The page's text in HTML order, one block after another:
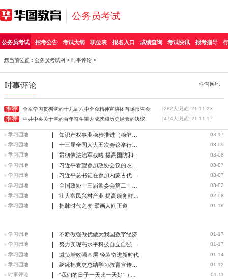
公务员考试
公务员考试 招考公告 考试大纲 职位表 报名入口 成绩查询 考试快讯 报考指导
您当前位置： 公务员考试网 > 时事评论 >
时事评论 学习园地
推荐 全军学习贯彻党的十九届六中全会精神宣讲团首场报告会 [282人浏览] 21-11-23
推荐 中共中央关于党的百年奋斗重大成就和历史经验的决议 [474人浏览] 21-11-17
03-17
学习园地 |
03-09
学习园地 |
03-08
学习园地 |
03-07
学习园地 |
03-07
学习园地 |
03-03
学习园地 |
02-08
学习园地 |
01-18
学习园地 | 把脉时代之变 擘画人间正道
01-17
学习园地 | 不断做强做优做大我国数字经济
01-17
学习园地 |
01-14
学习园地 | 减负增效强基层 轻装奋进新时代
01-12
学习园地 |
01-11
时事评论 |